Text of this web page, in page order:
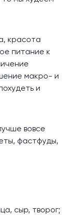
красота
питание к
макро- и
и
вовсе
фастфуды,
сыр, творог;